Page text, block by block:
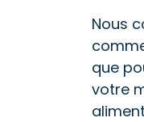
Nous
que
votre